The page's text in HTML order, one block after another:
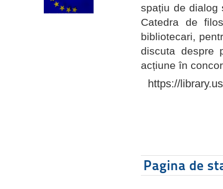
spațiu de dialog
Catedra de
bibliotecari,
discuta despre
acțiune în
https://
Pagina de